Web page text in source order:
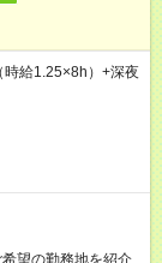
時給1.25×8h）+深夜
望の勤務地を紹介